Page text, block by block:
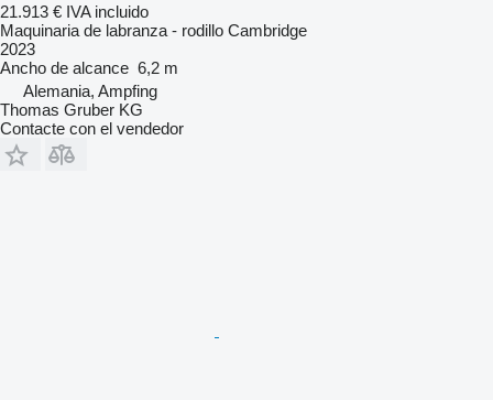
21.913 € IVA incluido
Maquinaria de labranza - rodillo Cambridge
2023
Ancho de alcance 6,2 m
Alemania, Ampfing
Thomas Gruber KG
Contacte con el vendedor